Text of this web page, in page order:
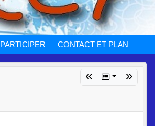
PARTICIPER CONTACT ET PLAN